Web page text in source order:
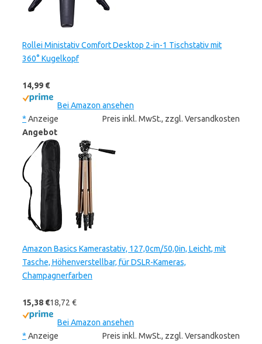
Rollei Ministativ Comfort Desktop 2-in-1 Tischstativ mit
360° Kugelkopf
14,99 €
Bei Amazon ansehen
* Anzeige
Preis inkl. MwSt., zzgl. Versandkosten
Angebot
Amazon Basics Kamerastativ, 127,0cm/50,0in, Leicht, mit
Tasche, Höhenverstellbar, für DSLR-Kameras,
Champagnerfarben
15,38 €18,72 €
Bei Amazon ansehen
* Anzeige
Preis inkl. MwSt., zzgl. Versandkosten